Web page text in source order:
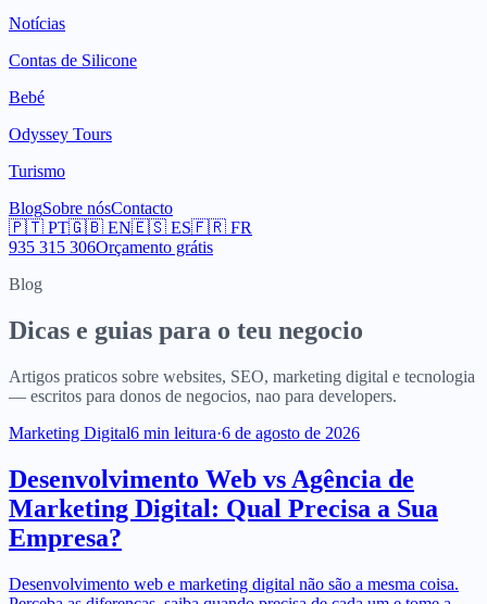
Contas de Silicone
Bebé
Odyssey Tours
Turismo
Blog
🇵🇹 PT
935 315 306Orçamento grátis
Blog
Dicas e guias para o teu negocio
Artigos praticos sobre websites, SEO, marketing digital e tecnologia
Marketing Digital6min leitura·6 de agosto de 2026
Desenvolvimento Web vs Agência de
Marketing Digital: Qual Precisa a Sua
Empresa?
Desenvolvimento web e marketing digital não são a mesma coisa.
decisão certa para o seu negócio.